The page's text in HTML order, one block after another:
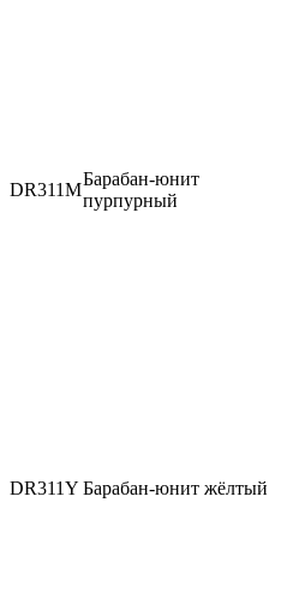
DR311M
Барабан-юнит
пурпурный
DR311Y Барабан-юнит жёлтый